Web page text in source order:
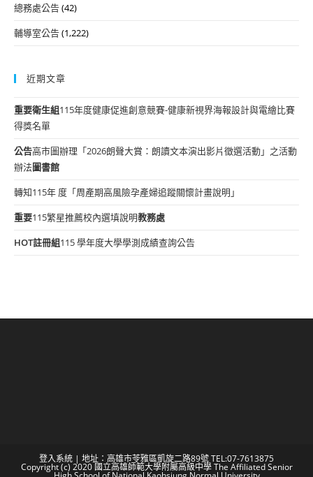
總務處公告(42)
輔導室公告(1,222)
近期文章
重要衛生組115年度健康促進創意競賽-健康新視界海報設計與電繪比賽
得獎名單
公告高市圖辦理「2026朗聲大賞：朗讀文本演出影片徵選活動」之活動
辦法圖書館
轉知115年 度「周產期高風險孕產婦追蹤關懷計畫說明」
重要115繁星推薦校內選填說明教務處
HOT註冊組115 學年度大學學測成績查詢公告
登入系統 | 地址：高雄市苓雅區凱旋二路89號 TEL:07-7613875
Copyright (c) 2020 國立高雄師範大學附屬高級中學 The Affiliated Senior